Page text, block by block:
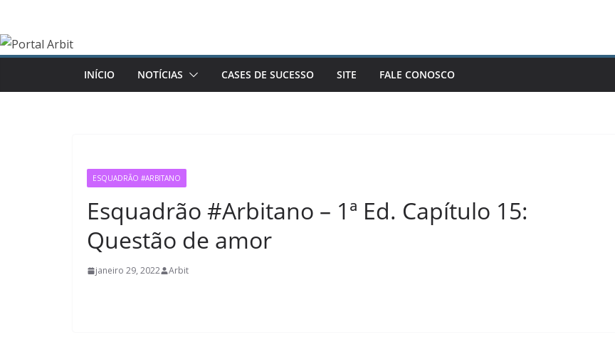
o
INÍCIO NOTÍCIAS CASES DE SUCESSO SITE FALE CONOSCO
ESQUADRÃO #ARBITANO
Esquadrão #Arbitano – 1ª Ed. Capítulo 15:
Questão de amor
janeiro 29, 2022 Arbit